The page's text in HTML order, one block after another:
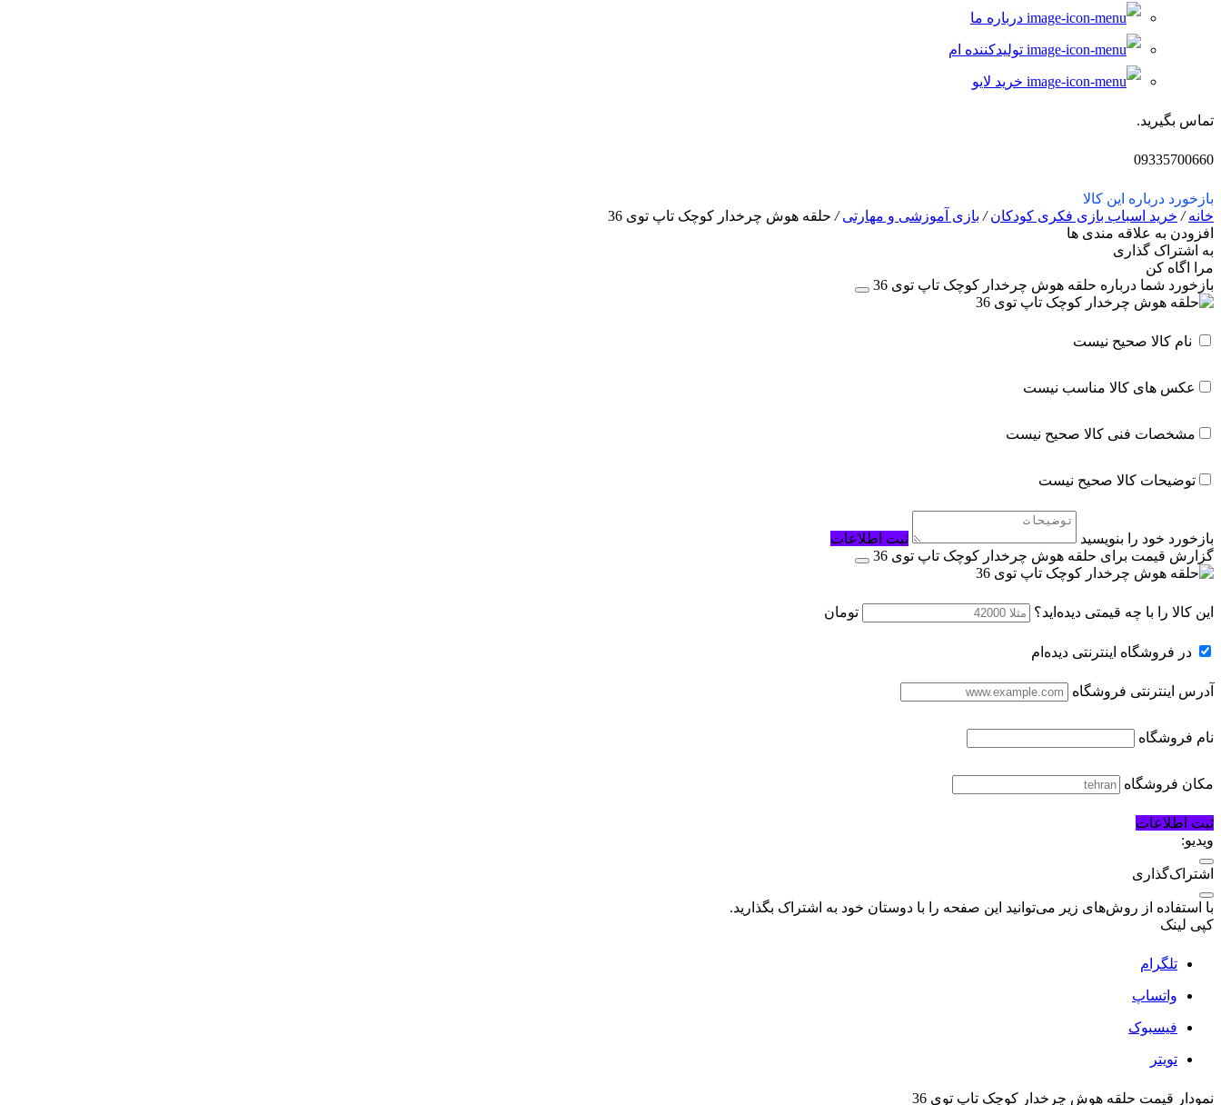
قطار و لوکوموتیو
ست حمل و نقل
کشتی، قایق و زیر دریایی
لگو
ابزار شوخی و سرگرمی
ایفای نقش و شخصیت ها
بازی آموزشی و مهارتی
بازی فکری
تفنگ، تیر و لوازم جنگی
تفنگ اسباب بازی
اسباب بازی جنگی
اسباب بازی الکترونیکی
محصولات کرومی
درباره ما
تولیدکننده ام
خرید لایو
تماس بگیرید.
09335700660
بازخورد درباره این کالا
خانه/ خرید اسباب بازی فکری کودکان/ بازی آموزشی و مهارتی/ حلقه هوش چرخدار کوچک تاپ توی 36
افزودن به علاقه مندی ها
به اشتراک گذاری
مرا اگاه کن
بازخورد شما درباره حلقه هوش چرخدار کوچک تاپ توی 36
نام کالا صحیح نیست
عکس های کالا مناسب نیست
مشخصات فنی کالا صحیح نیست
توضیحات کالا صحیح نیست
بازخورد خود را بنویسید
ثبت اطلاعات
گزارش قیمت برای حلقه هوش چرخدار کوچک تاپ توی 36
این کالا را با چه قیمتی دیده‌اید؟ تومان
در فروشگاه اینترنتی دیده‌ام
آدرس اینترنتی فروشگاه
نام فروشگاه
مکان فروشگاه
ثبت اطلاعات
ویدیو:
اشتراک‌گذاری
با استفاده از روش‌های زیر می‌توانید این صفحه را با دوستان خود به اشتراک بگذارید.
کپی لینک
تلگرام
واتساپ
فیسبوک
تویتر
نمودار قیمت حلقه هوش چرخدار کوچک تاپ توی 36